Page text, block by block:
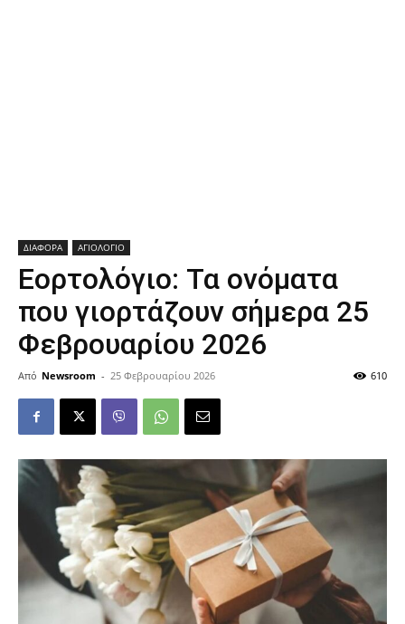
ΔΙΑΦΟΡΑ ΑΓΙΟΛΟΓΙΟ
Εορτολόγιο: Τα ονόματα
που γιορτάζουν σήμερα 25
Φεβρουαρίου 2026
Από Newsroom - 25 Φεβρουαρίου 2026 610